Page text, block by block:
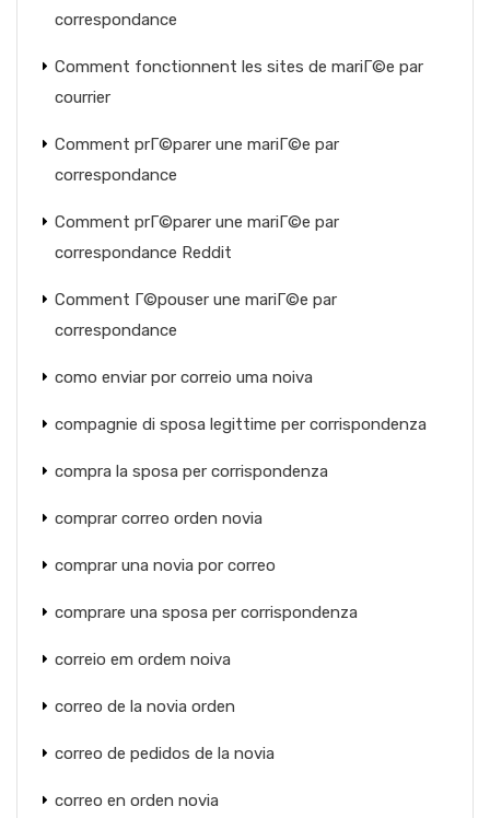
correspondance
Comment fonctionnent les sites de mariГ©e par
courrier
Comment prГ©parer une mariГ©e par
correspondance
Comment prГ©parer une mariГ©e par
correspondance Reddit
Comment Г©pouser une mariГ©e par
correspondance
como enviar por correio uma noiva
compagnie di sposa legittime per corrispondenza
compra la sposa per corrispondenza
comprar correo orden novia
comprar una novia por correo
comprare una sposa per corrispondenza
correio em ordem noiva
correo de la novia orden
correo de pedidos de la novia
correo en orden novia